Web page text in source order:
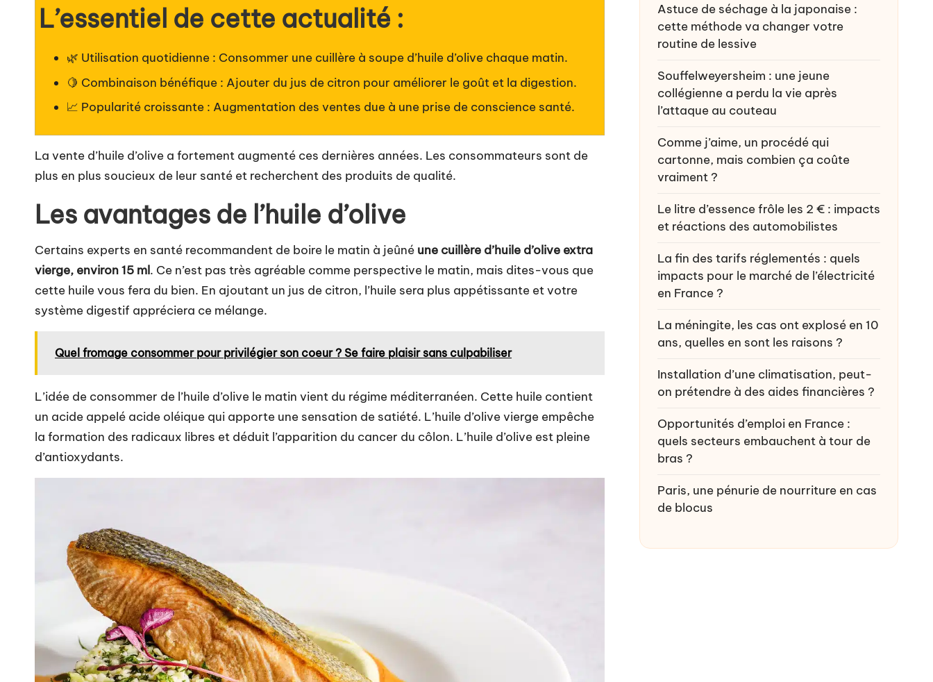
L’essentiel de cette actualité :
🌿 Utilisation quotidienne : Consommer une cuillère à soupe d’huile d’olive chaque matin.
🍋 Combinaison bénéfique : Ajouter du jus de citron pour améliorer le goût et la digestion.
📈 Popularité croissante : Augmentation des ventes due à une prise de conscience santé.
La vente d’huile d’olive a fortement augmenté ces dernières années. Les consommateurs sont de
plus en plus soucieux de leur santé et recherchent des produits de qualité.
Les avantages de l’huile d’olive
Certains experts en santé recommandent de boire le matin à jeûné une cuillère d’huile d’olive extra
vierge, environ 15 ml. Ce n’est pas très agréable comme perspective le matin, mais dites-vous que
cette huile vous fera du bien. En ajoutant un jus de citron, l’huile sera plus appétissante et votre
système digestif appréciera ce mélange.
Quel fromage consommer pour privilégier son coeur ? Se faire plaisir sans culpabiliser
L’idée de consommer de l’huile d’olive le matin vient du régime méditerranéen. Cette huile contient
un acide appelé acide oléique qui apporte une sensation de satiété. L’huile d’olive vierge empêche
la formation des radicaux libres et déduit l’apparition du cancer du côlon. L’huile d’olive est pleine
d’antioxydants.
Astuce de séchage à la japonaise :
cette méthode va changer votre
routine de lessive
Souffelweyersheim : une jeune
collégienne a perdu la vie après
l’attaque au couteau
Comme j’aime, un procédé qui
cartonne, mais combien ça coûte
vraiment ?
Le litre d’essence frôle les 2 € : impacts
et réactions des automobilistes
La fin des tarifs réglementés : quels
impacts pour le marché de l’électricité
en France ?
La méningite, les cas ont explosé en 10
ans, quelles en sont les raisons ?
Installation d’une climatisation, peut-
on prétendre à des aides financières ?
Opportunités d’emploi en France :
quels secteurs embauchent à tour de
bras ?
Paris, une pénurie de nourriture en cas
de blocus